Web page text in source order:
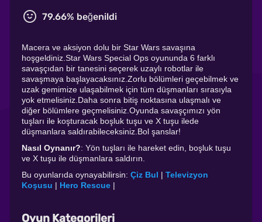
79.66% beğenildi
Macera ve aksiyon dolu bir Star Wars savaşına
hoşgeldiniz.Star Wars Special Ops oyununda 6 farklı
savaşçıdan bir tanesini seçerek uzaylı robotlar ile
savaşmaya başlayacaksınız.Zorlu bölümleri geçebilmek ve
uzak gemimize ulaşabilmek için tüm düşmanları sırasıyla
yok etmelisiniz.Daha sonra bitiş noktasına ulaşmalı ve
diğer bölümlere geçmelisiniz.Oyunda savaşçımızı yön
tuşları ile koşturacak boşluk tuşu ve X tuşu ilede
düşmanlara saldırabileceksiniz.Bol şanslar!
Nasıl Oynanır?: Yön tuşları ile hareket edin, boşluk tuşu
ve X tuşu ile düşmanlara saldırın.
Bu oyunlarıda oynayabilirsin: Çiz Bul | Televizyon
Koşusu | Hero Rescue |
Oyun Kategorileri